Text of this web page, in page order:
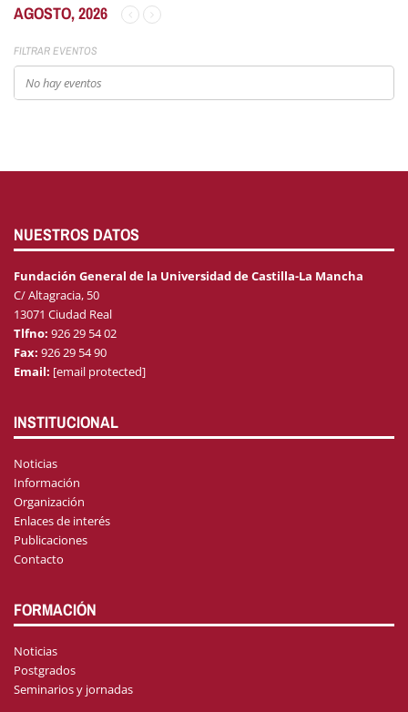
AGOSTO, 2026
FILTRAR EVENTOS
No hay eventos
NUESTROS DATOS
Fundación General de la Universidad de Castilla-La Mancha
C/ Altagracia, 50
13071 Ciudad Real
Tlfno: 926 29 54 02
Fax: 926 29 54 90
Email: [email protected]
INSTITUCIONAL
Noticias
Información
Organización
Enlaces de interés
Publicaciones
Contacto
FORMACIÓN
Noticias
Postgrados
Seminarios y jornadas